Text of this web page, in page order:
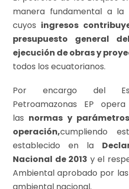
manera fundamental a la
cuyos ingresos
presupuesto general
ejecución de obras y
todos los ecuatorianos.
Por encargo del
Petroamazonas EP
las normas y
operación,cumpliendo
establecido en la
Nacional de 2013 y el
Ambiental aprobado por